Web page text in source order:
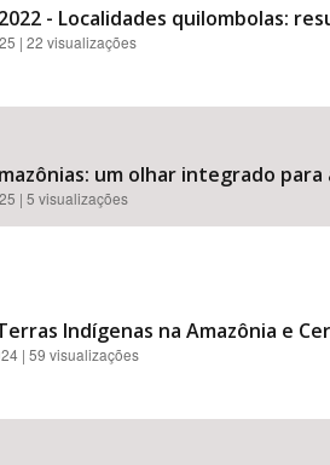
- Localidades quilombolas:
| 22 visualizações
um olhar integrado
| 5 visualizações
Indígenas na Amazônia e
| 59 visualizações